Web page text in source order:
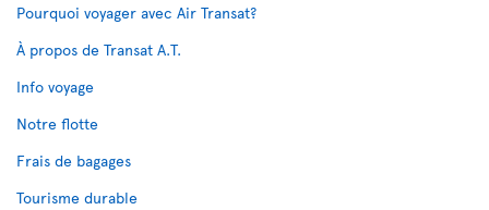
Pourquoi voyager avec Air Transat?
À propos de Transat A.T.
Info voyage
Notre flotte
Frais de bagages
Tourisme durable